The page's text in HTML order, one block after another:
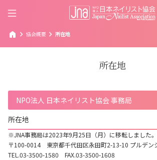
home chevron_right 協会概要 chevron_right 所在地
所在地
NPO法人 日本ネイリスト協会 事務局
所在地
※JNA事務局は2023年9月25日（月）に移転しました。
〒100-0014 東京都千代田区永田町2-13-10 プルデン
TEL.03-3500-1580 FAX.03-3500-1608